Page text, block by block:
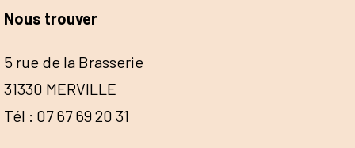
Nous trouver
5 rue de la Brasserie
31330 MERVILLE
Tél : 07 67 69 20 31